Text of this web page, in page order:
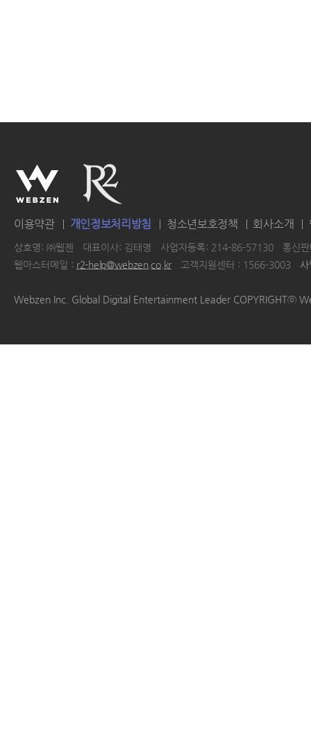
이용약관 개인정보처리방침 청소년보호정책 회사소개
상호명: ㈜웹젠 대표이사: 김태영 사업자등록: 214-86-57130
통신
웹마스터메일 : r2-help@webzen.co.kr 고객지원센터 : 1566-3003
Webzen Inc. Global Digital Entertainment Leader COPYRIGHTⓒ